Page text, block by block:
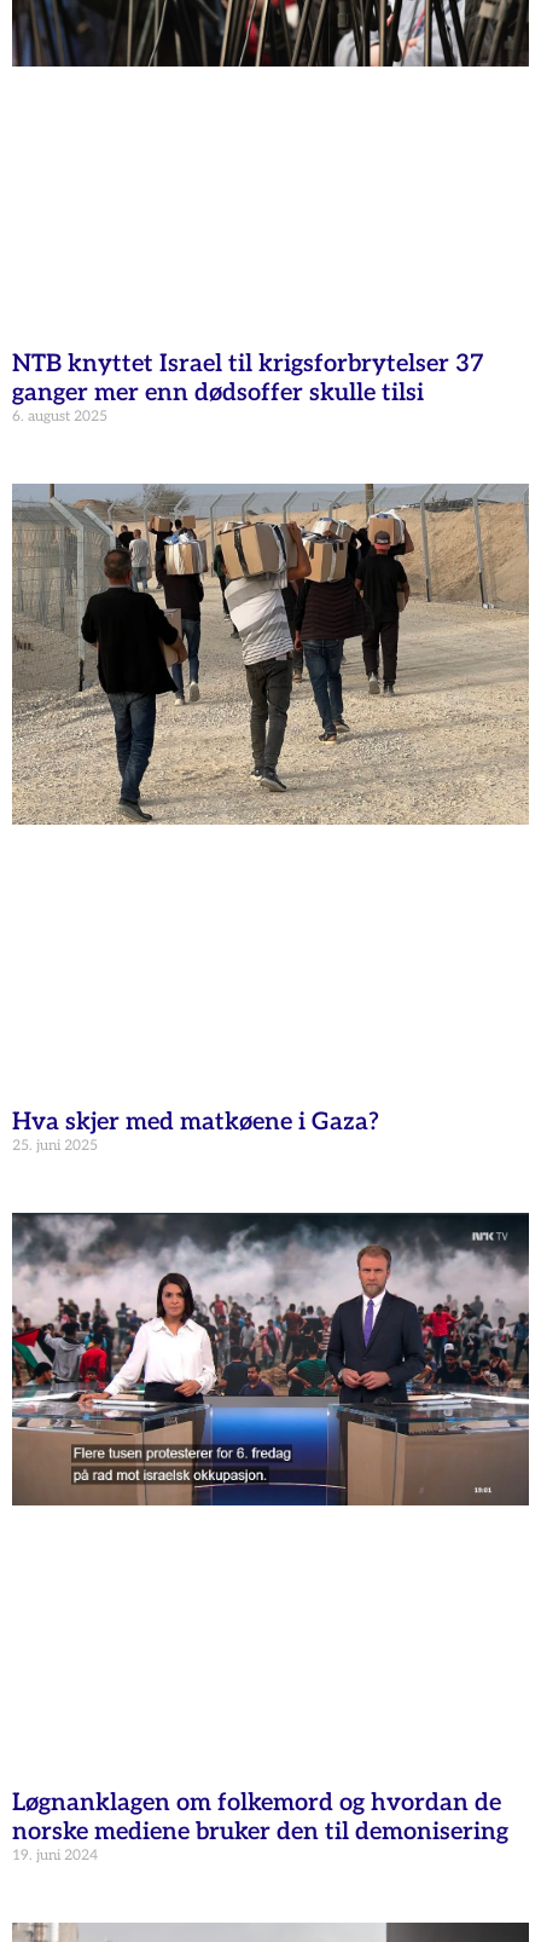
NTB knyttet Israel til krigsforbrytelser 37
ganger mer enn dødsoffer skulle tilsi
6. august 2025
Hva skjer med matkøene i Gaza?
25. juni 2025
Løgnanklagen om folkemord og hvordan de
norske mediene bruker den til demonisering
19. juni 2024